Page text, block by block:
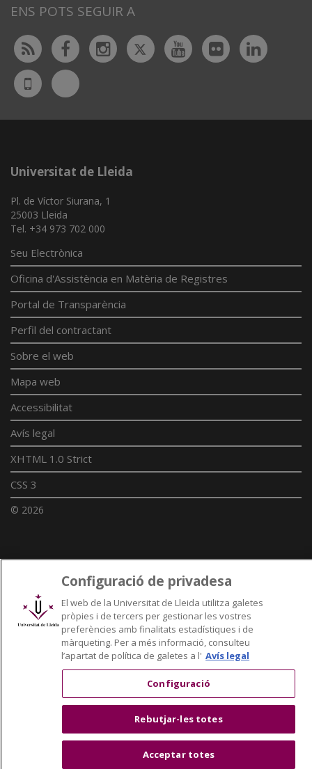
ENS POTS SEGUIR A
Rss FacebookInstagram
TwitterYoutubeFlickr
UdL
App
Bluesky
Universitat de Lleida
Pl. de Víctor Siurana, 1
25003 Lleida
Tel. +34 973 702 000
Seu Electrònica
Oficina d'Assistència en Matèria de Registres
Portal de Transparència
Perfil del contractant
Sobre el web
Mapa web
Accessibilitat
Avís legal
XHTML 1.0 Strict
CSS 3
© 2026
Xarxes universitàries
Configuració de privadesa
El web de la Universitat de Lleida utilitza galetes
pròpies i de tercers per gestionar les vostres
preferències amb finalitats estadístiques i de
màrqueting. Per a més informació, consulteu
l’apartat de política de galetes a l' Avís legal
Configuració
Rebutjar-les totes
Acceptar totes